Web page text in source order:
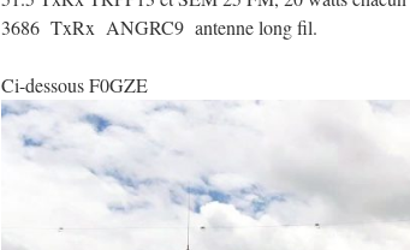
3686 TxRx ANGRC9 antenne long fil.
Ci-dessous F0GZE